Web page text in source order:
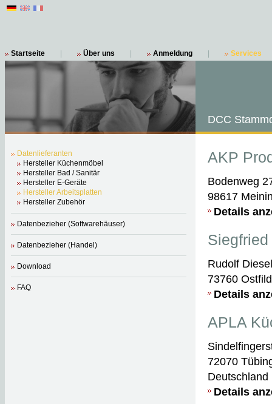
Startseite Über uns Anmeldung Services
Datenlieferanten
Hersteller Küchenmöbel
Hersteller Bad / Sanitär
Hersteller E-Geräte
Hersteller Arbeitsplatten
Hersteller Zubehör
Datenbezieher (Softwarehäuser)
Datenbezieher (Handel)
Download
FAQ
DCC
AKP
Bodenweg
98617
Details
Rudolf
73760
Details
APLA
72070
Deutschland
Details